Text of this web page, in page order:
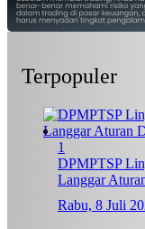
Terpopuler
1
DPMPTSP
Langgar
Rabu, 8 Juli